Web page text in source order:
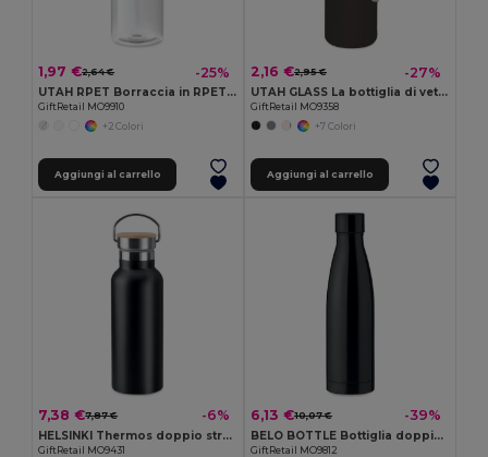
1,97 €2,64 € -25%
UTAH RPET Borraccia in RPET 500ml
GiftRetail MO9910
+2 Colori
Aggiungi al carrello
2,16 €2,95 € -27%
UTAH GLASS La bottiglia di vetro UTAH GLASS 500 ml
GiftRetail MO9358
+7 Colori
Aggiungi al carrello
7,38 €7,87 € -6%
HELSINKI Thermos doppio strato 500ml
GiftRetail MO9431
6,13 €10,07 € -39%
BELO BOTTLE Bottiglia doppio strato 500ml
GiftRetail MO9812